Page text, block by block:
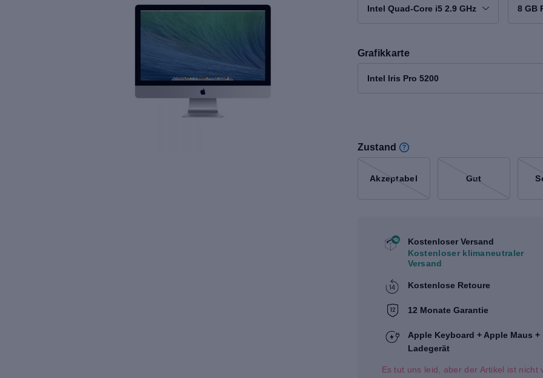
Intel Quad-Core i5 2.9 GHz 8 GB
Grafikkarte
Intel Iris Pro 5200
Zustand
Akzeptabel Gut
Kostenloser Versand
Kostenloser klimaneutraler
Versand
Kostenlose Retoure
12 Monate Garantie
Apple Keyboard + Apple Maus +
Ladegerät
Es tut uns leid, aber der Artikel ist nicht